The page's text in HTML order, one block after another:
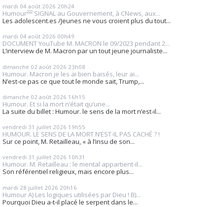
mardi 04 août 2026 20h24
Humour²²² SIGNAL au Gouvernement, à CNews, aux...
Les adolescent.es /Jeunes ne vous croient plus du tout...
mardi 04 août 2026 00h49
DOCUMENT YouTube M. MACRON le 09/2023 pendant 2...
L’interview de M. Macron par un tout jeune journaliste...
dimanche 02 août 2026 23h08
Humour. Macron je les ai bien baisés, leur ai...
N’est-ce pas ce que tout le monde sait, Trump,...
dimanche 02 août 2026 16h15
Humour. Et si la mort n’était qu’une...
La suite du billet : Humour. le sens de la mort n’est-il...
vendredi 31 juillet 2026 19h55
HUMOUR. LE SENS DE LA MORT N’EST-IL PAS CACHÉ ? !
Sur ce point, M. Retailleau, « à l’insu de son...
vendredi 31 juillet 2026 10h31
Humour. M. Retailleau : le mental appartient-il...
Son référentiel religieux, mais encore plus...
mardi 28 juillet 2026 20h16
Humour A) Les logiques utilisées par Dieu ! B)...
Pourquoi Dieu a-t-il placé le serpent dans le...